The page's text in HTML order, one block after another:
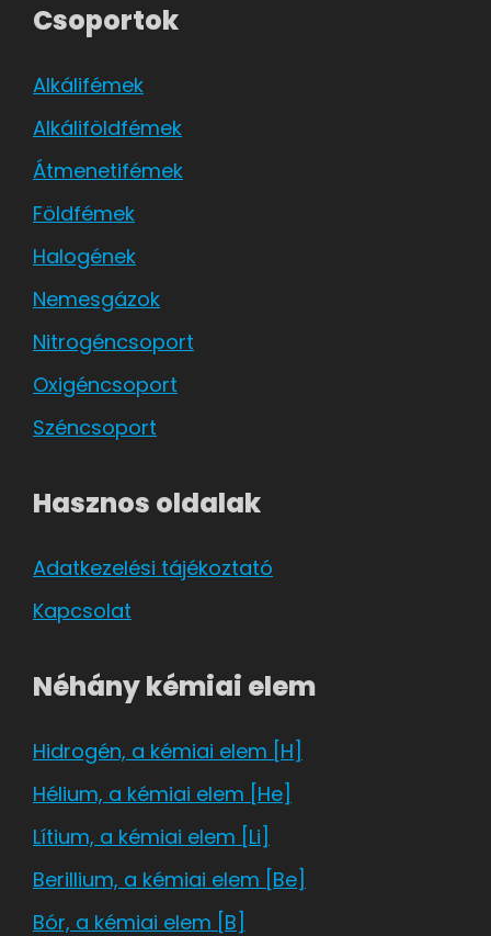
Csoportok
Alkálifémek
Alkáliföldfémek
Átmenetifémek
Földfémek
Halogének
Nemesgázok
Nitrogéncsoport
Oxigéncsoport
Széncsoport
Hasznos oldalak
Adatkezelési tájékoztató
Kapcsolat
Néhány kémiai elem
Hidrogén, a kémiai elem [H]
Hélium, a kémiai elem [He]
Lítium, a kémiai elem [Li]
Berillium, a kémiai elem [Be]
Bór, a kémiai elem [B]